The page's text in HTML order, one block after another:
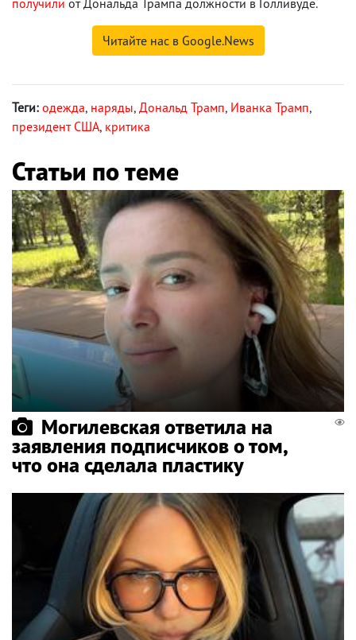
получили от Дональда Трампа должности в Голливуде.
Читайте нас в Google.News
Теги: одежда, наряды, Дональд Трамп, Иванка Трамп,
президент США, критика
Статьи по теме
Могилевская ответила на
заявления подписчиков о том,
что она сделала пластику